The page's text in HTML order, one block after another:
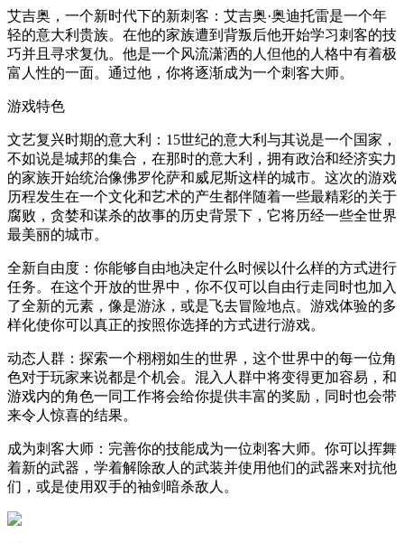
艾吉奥，一个新时代下的新刺客：艾吉奥·奥迪托雷是一个年
轻的意大利贵族。在他的家族遭到背叛后他开始学习刺客的技
巧并且寻求复仇。他是一个风流潇洒的人但他的人格中有着极
富人性的一面。通过他，你将逐渐成为一个刺客大师。
游戏特色
文艺复兴时期的意大利：15世纪的意大利与其说是一个国家，
不如说是城邦的集合，在那时的意大利，拥有政治和经济实力
的家族开始统治像佛罗伦萨和威尼斯这样的城市。这次的游戏
历程发生在一个文化和艺术的产生都伴随着一些最精彩的关于
腐败，贪婪和谋杀的故事的历史背景下，它将历经一些全世界
最美丽的城市。
全新自由度：你能够自由地决定什么时候以什么样的方式进行
任务。在这个开放的世界中，你不仅可以自由行走同时也加入
了全新的元素，像是游泳，或是飞去冒险地点。游戏体验的多
样化使你可以真正的按照你选择的方式进行游戏。
动态人群：探索一个栩栩如生的世界，这个世界中的每一位角
色对于玩家来说都是个机会。混入人群中将变得更加容易，和
游戏内的角色一同工作将会给你提供丰富的奖励，同时也会带
来令人惊喜的结果。
成为刺客大师：完善你的技能成为一位刺客大师。你可以挥舞
着新的武器，学着解除敌人的武装并使用他们的武器来对抗他
们，或是使用双手的袖剑暗杀敌人。